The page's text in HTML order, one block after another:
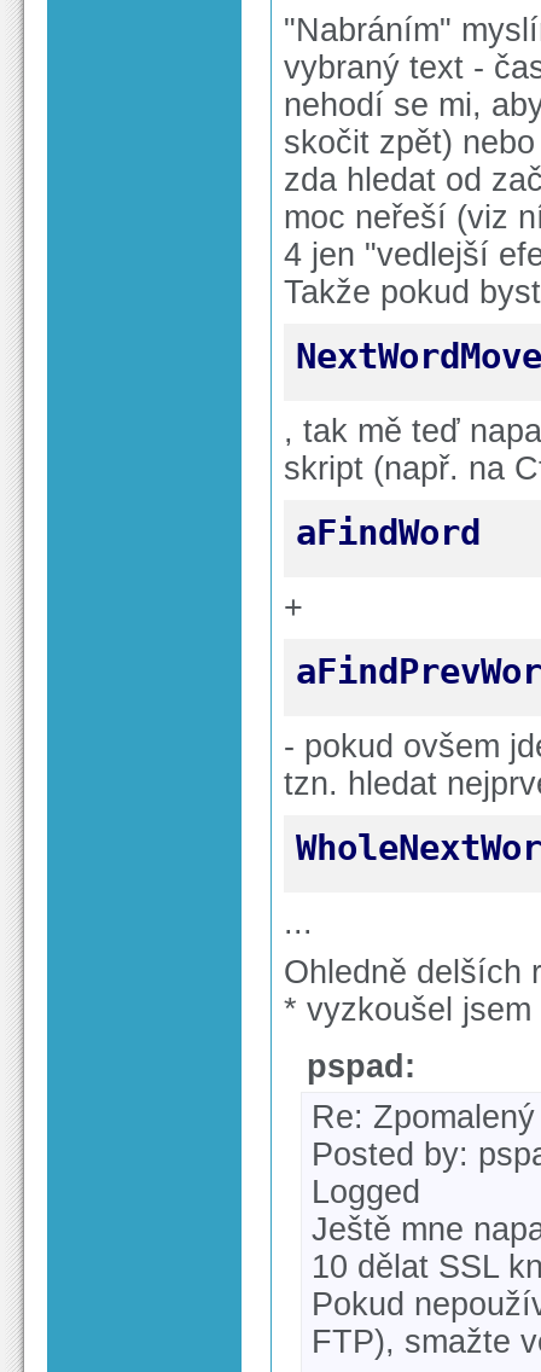
"Nabráním"
vybraný text -
nehodí se mi,
skočit zpět)
zda hledat od
moc neřeší (viz
4 jen "vedlejší
Takže pokud
, tak mě teď
skript (např. na
aFindWord
+
- pokud ovšem
tzn. hledat
...
Ohledně delších
* vyzkoušel
pspad:
Re:
Posted by:
Logged
Ještě mne
10 dělat SSL
Pokud
FTP), smažte